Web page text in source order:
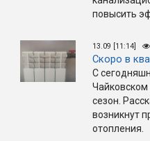
повысить
13.09 [11:14]
Скоро в
С
Чайковском
сезон.
возникнут
отопления.